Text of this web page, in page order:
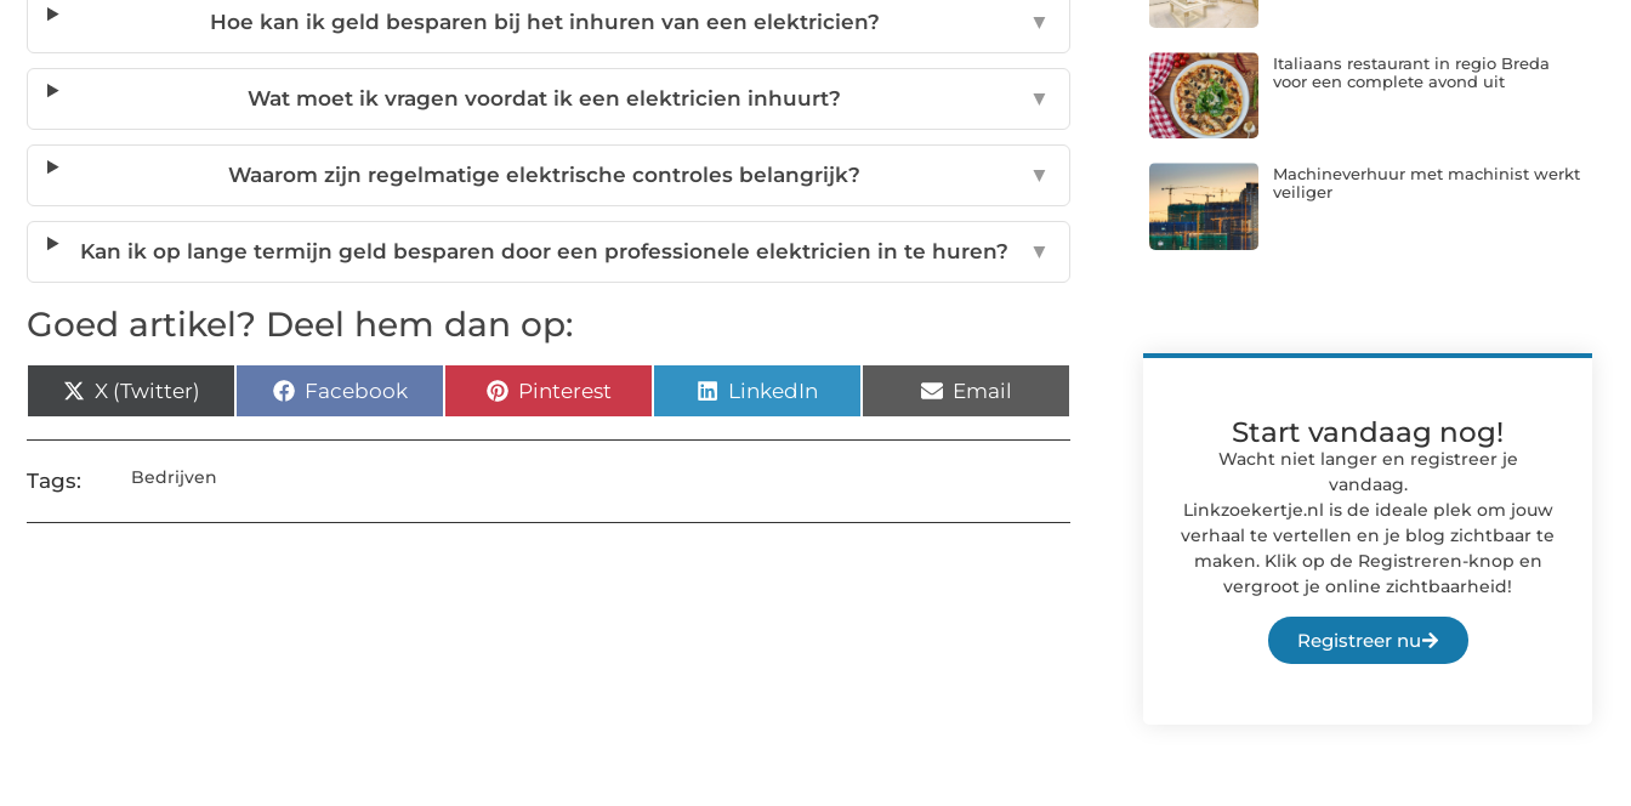
Hoe kan ik geld besparen bij het inhuren van een elektricien? ▼
Wat moet ik vragen voordat ik een elektricien inhuurt? ▼
Waarom zijn regelmatige elektrische controles belangrijk? ▼
Kan ik op lange termijn geld besparen door een professionele elektricien in te huren? ▼
Goed artikel? Deel hem dan op:
X (Twitter) Facebook Pinterest LinkedIn Email
Tags: Bedrijven
Italiaans restaurant in regio Breda
voor een complete avond uit
Machineverhuur met machinist werkt
veiliger
Start vandaag nog!
Wacht niet langer en registreer je
vandaag.
Linkzoekertje.nl is de ideale plek om jouw
verhaal te vertellen en je blog zichtbaar te
maken. Klik op de Registreren-knop en
vergroot je online zichtbaarheid!
Registreer nu